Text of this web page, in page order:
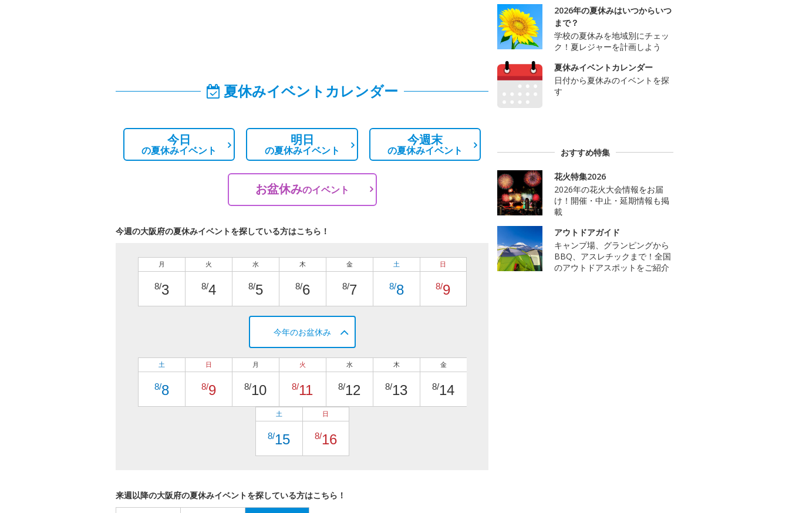
夏休みイベントカレンダー
今日
の夏休みイベント
明日
の夏休みイベント
今週末
の夏休みイベント
お盆休みのイベント
今週の大阪府の夏休みイベントを探している方はこちら！
月
8/3
火
8/4
水
8/5
木
8/6
金
8/7
土
8/8
日
8/9
今年のお盆休み
土
8/8
日
8/9
月
8/10
火
8/11
水
8/12
木
8/13
金
8/14
土
8/15
日
8/16
来週以降の大阪府の夏休みイベントを探している方はこちら！
2026年の夏休みはいつからいつ
まで？
学校の夏休みを地域別にチェッ
ク！夏レジャーを計画しよう
夏休みイベントカレンダー
日付から夏休みのイベントを探
す
おすすめ特集
花火特集2026
2026年の花火大会情報をお届
け！開催・中止・延期情報も掲
載
アウトドアガイド
キャンプ場、グランピングから
BBQ、アスレチックまで！全国
のアウトドアスポットをご紹介